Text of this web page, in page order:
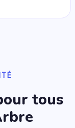
tous